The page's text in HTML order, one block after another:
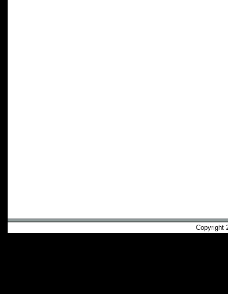
Copyright